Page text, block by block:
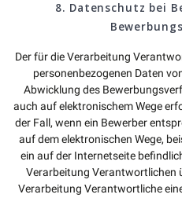
8. Datenschutz bei
Der für die Verarbeitung
personenbezogenen Daten
Abwicklung des
auch auf elektronischem Wege
der Fall, wenn ein Bewerber
auf dem elektronischen Wege,
ein auf der Internetseite
Verarbeitung Verantwortlichen
Verarbeitung Verantwortliche